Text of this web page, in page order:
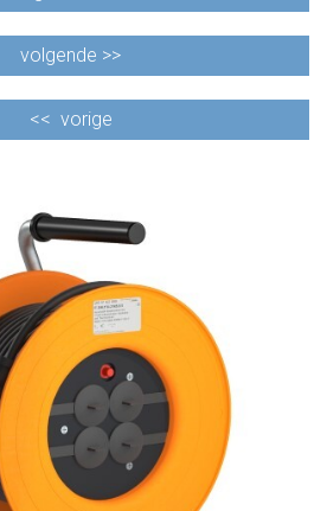
volgende >>
<< vorige